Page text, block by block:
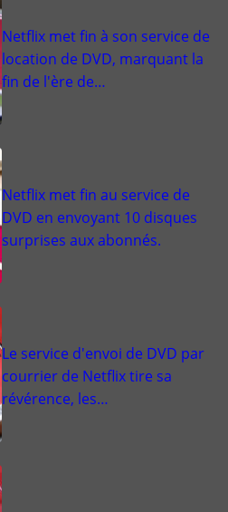
Netflix met fin à son service de
location de DVD, marquant la
fin de l'ère de…
Netflix met fin au service de
DVD en envoyant 10 disques
surprises aux abonnés.
Le service d'envoi de DVD par
courrier de Netflix tire sa
révérence, les…